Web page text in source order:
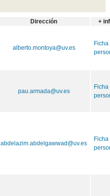
Dirección
+
alberto.montoya@uv.es
Ficha
pau.armada@uv.es
Ficha
abdelazim.abdelgawwad@uv.es
Ficha